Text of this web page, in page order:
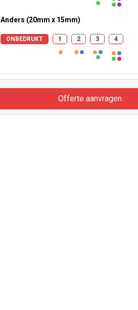
Anders (20mm x 15mm)
ONBEDRUKT 1 2 3 4
Offerte aanvragen